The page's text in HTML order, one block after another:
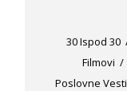
30 Ispod 30
Filmovi
Poslovne Vesti